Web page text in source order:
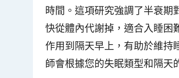
時間。這項研究強調了半衰期
快從體內代謝掉，適合入睡困
作用到隔天早上，有助於維持
師會根據您的失眠類型和隔天